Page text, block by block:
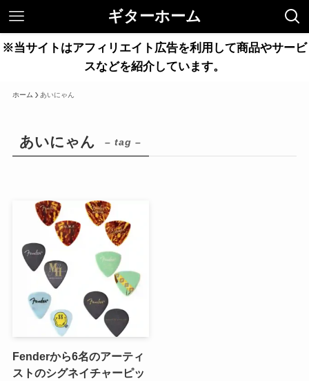
ギターホーム
※当サイトはアフィリエイト広告を利用して商品やサービ
スなどを紹介しています。
ホーム あいにゃん
あいにゃん – tag –
Fenderから6名のアーティ
ストのシグネイチャーピッ